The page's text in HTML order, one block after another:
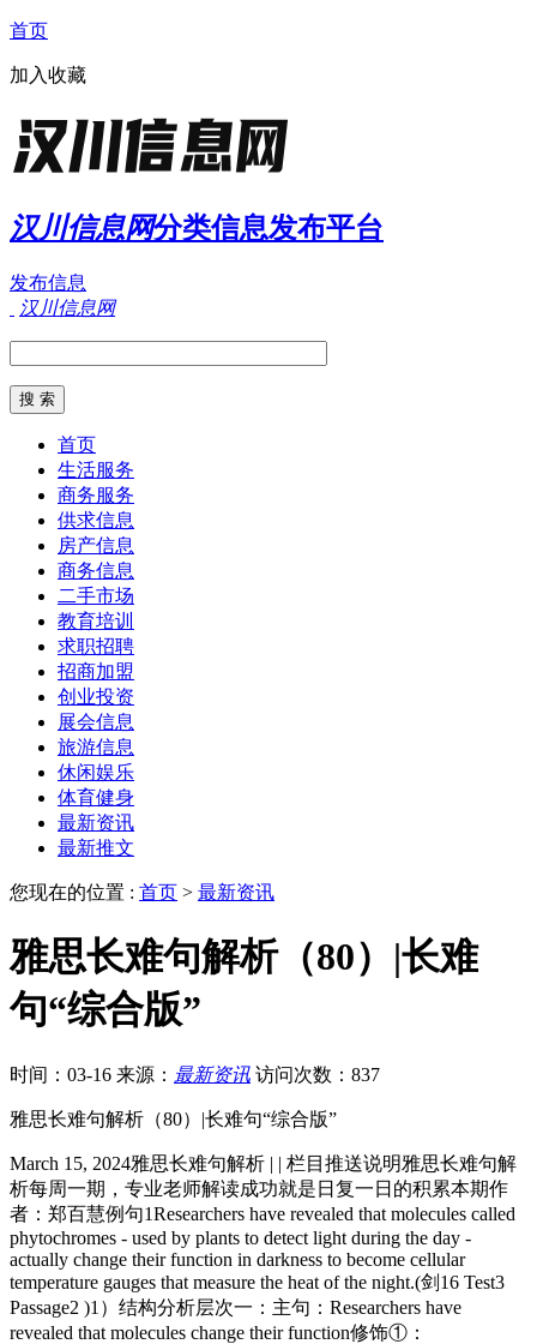
首页
加入收藏
汉川信息网分类信息发布平台
发布信息
汉川信息网
首页
生活服务
商务服务
供求信息
房产信息
商务信息
二手市场
教育培训
求职招聘
招商加盟
创业投资
展会信息
旅游信息
休闲娱乐
体育健身
最新资讯
最新推文
您现在的位置 : 首页 > 最新资讯
雅思长难句解析（80）|长难
句“综合版”
时间：03-16 来源： 最新资讯 访问次数：837
雅思长难句解析（80）|长难句“综合版”
March 15, 2024雅思长难句解析 | | 栏目推送说明雅思长难句解
析每周一期，专业老师解读成功就是日复一日的积累本期作
者：郑百慧例句1Researchers have revealed that molecules called
phytochromes - used by plants to detect light during the day -
actually change their function in darkness to become cellular
temperature gauges that measure the heat of the night.(剑16 Test3
Passage2 )1）结构分析层次一：主句：Researchers have
revealed that molecules change their function修饰①：